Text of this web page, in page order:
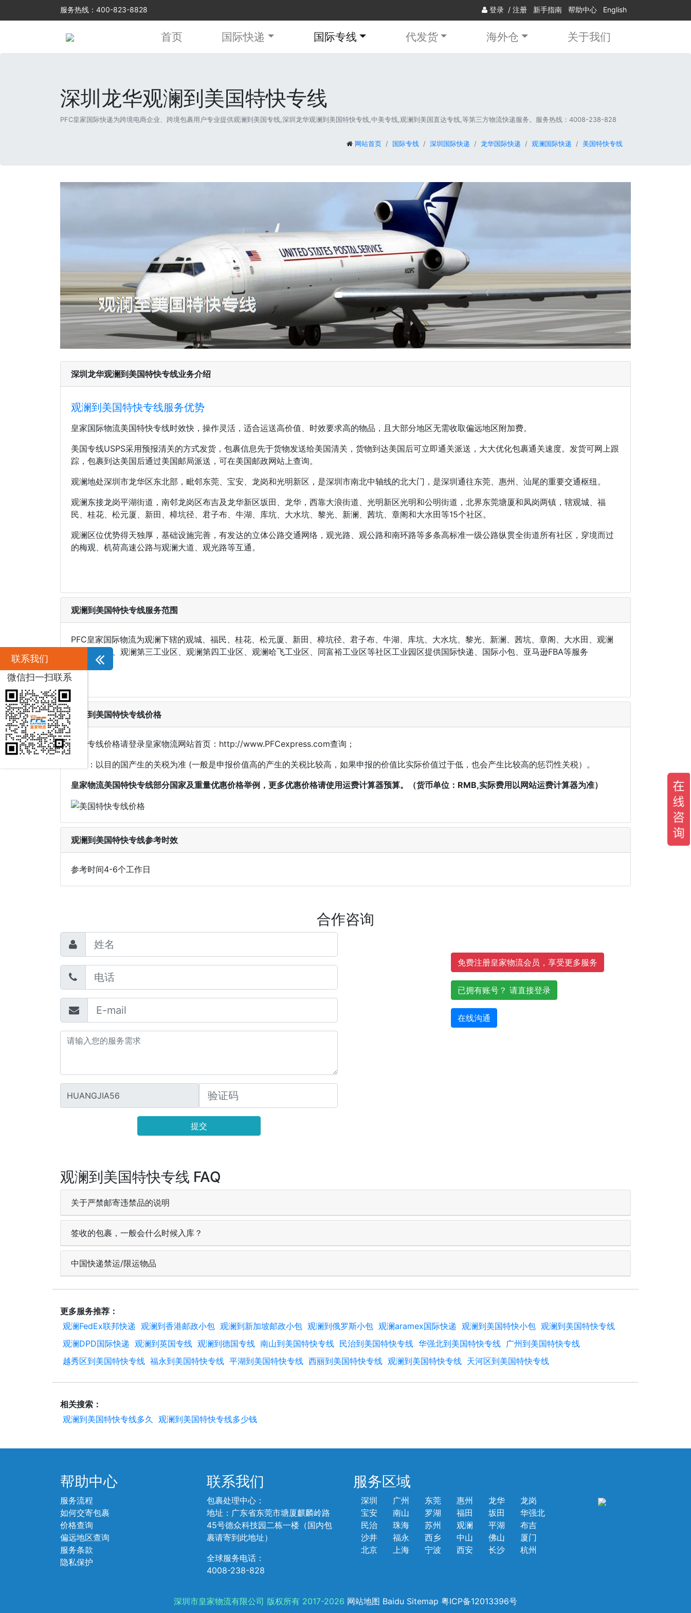
服务热线：400-823-8828 登录 / 注册 新手指南 帮助中心 English
首页 国际快递 国际专线 代发货 海外仓 关于我们
深圳龙华观澜到美国特快专线
PFC皇家国际快递为跨境电商企业、跨境包裹用户专业提供观澜到美国专线,深圳龙华观澜到美国特快专线,中美专线,观澜到美国直达专线,等第三方物流快递服务。服务热线：4008-238-828
网站首页 国际专线 深圳国际快递 龙华国际快递 观澜国际快递 美国特快专线
深圳龙华观澜到美国特快专线业务介绍
观澜到美国特快专线服务优势
皇家国际物流美国特快专线时效快，操作灵活，适合运送高价值、时效要求高的物品，且大部分地区无需收取偏远地区附加费。
美国专线USPS采用预报清关的方式发货，包裹信息先于货物发送给美国清关，货物到达美国后可立即通关派送，大大优化包裹通关速度。发货可网上跟
踪，包裹到达美国后通过美国邮局派送，可在美国邮政网站上查询。
观澜地处深圳市龙华区东北部，毗邻东莞、宝安、龙岗和光明新区，是深圳市南北中轴线的北大门，是深圳通往东莞、惠州、汕尾的重要交通枢纽。
观澜东接龙岗平湖街道，南邻龙岗区布吉及龙华新区坂田、龙华，西靠大浪街道、光明新区光明和公明街道，北界东莞塘厦和凤岗两镇，辖观城、福
民、桂花、松元厦、新田、樟坑径、君子布、牛湖、库坑、大水坑、黎光、新澜、茜坑、章阁和大水田等15个社区。
观澜区位优势得天独厚，基础设施完善，有发达的立体公路交通网络，观光路、观公路和南环路等多条高标准一级公路纵贯全街道所有社区，穿境而过
的梅观、机荷高速公路与观澜大道、观光路等互通。
观澜到美国特快专线服务范围
PFC皇家国际物流为观澜下辖的观城、福民、桂花、松元厦、新田、樟坑径、君子布、牛湖、库坑、大水坑、黎光、新澜、茜坑、章阁、大水田、观澜
第一工业区、观澜第三工业区、观澜第四工业区、观澜哈飞工业区、同富裕工业区等社区工业园区提供国际快递、国际小包、亚马逊FBA等服务
观澜到美国特快专线价格
美国专线价格请登录皇家物流网站首页：http://www.PFCexpress.com查询；
关税：以目的国产生的关税为准 (一般是申报价值高的产生的关税比较高，如果申报的价值比实际价值过于低，也会产生比较高的惩罚性关税）。
皇家物流美国特快专线部分国家及重量优惠价格举例，更多优惠价格请使用运费计算器预算。（货币单位：RMB,实际费用以网站运费计算器为准）
观澜到美国特快专线参考时效
参考时间4-6个工作日
合作咨询
HUANGJIA56
提交
免费注册皇家物流会员，享受更多服务
已拥有账号？ 请直接登录
在线沟通
观澜到美国特快专线 FAQ
关于严禁邮寄违禁品的说明
签收的包裹，一般会什么时候入库？
中国快递禁运/限运物品
更多服务推荐：
观澜FedEx联邦快递 观澜到香港邮政小包 观澜到新加坡邮政小包 观澜到俄罗斯小包 观澜aramex国际快递 观澜到美国特快小包 观澜到美国特快专线
观澜DPD国际快递 观澜到英国专线 观澜到德国专线 南山到美国特快专线 民治到美国特快专线 华强北到美国特快专线 广州到美国特快专线
越秀区到美国特快专线 福永到美国特快专线 平湖到美国特快专线 西丽到美国特快专线 观澜到美国特快专线 天河区到美国特快专线
相关搜索：
观澜到美国特快专线多久 观澜到美国特快专线多少钱
帮助中心
服务流程
如何交寄包裹
价格查询
偏远地区查询
服务条款
隐私保护
联系我们
包裹处理中心：
地址：广东省东莞市塘厦麒麟岭路
45号德众科技园二栋一楼（国内包
裹请寄到此地址）
全球服务电话：
4008-238-828
服务区域
深圳 广州 东莞 惠州 龙华
龙岗
宝安
南山 罗湖 福田 坂田
华强北
民治
珠海 苏州 观澜 平湖
布吉
沙井
福永 西乡 中山 佛山
厦门
北京
上海 宁波 西安 长沙 杭州
深圳市皇家物流有限公司 版权所有 2017-2026 网站地图 Baidu Sitemap 粤ICP备12013396号
联系我们
微信扫一扫联系